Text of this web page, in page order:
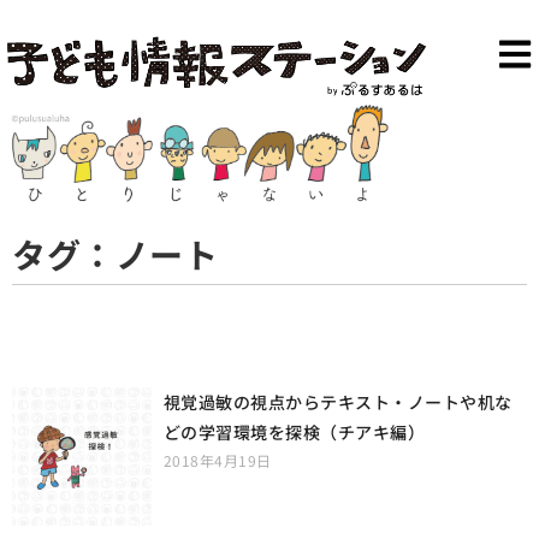
タグ：ノート
視覚過敏の視点からテキスト・ノートや机な
どの学習環境を探検（チアキ編）
2018年4月19日